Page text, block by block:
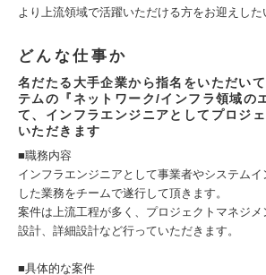
より上流領域で活躍いただける方をお迎えした
どんな仕事か
名だたる大手企業から指名をいただい
テムの『ネットワーク/インフラ領域の
て、インフラエンジニアとしてプロジ
いただきます
■職務内容
インフラエンジニアとして事業者やシステム
した業務をチームで遂行して頂きます。
案件は上流工程が多く、プロジェクトマネジ
設計、詳細設計など行っていただきます。
■具体的な案件